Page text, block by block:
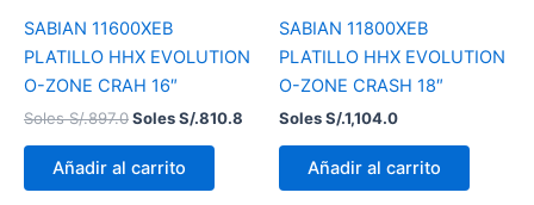
SABIAN 11600XEB
PLATILLO HHX EVOLUTION
O-ZONE CRAH 16″
Soles S/.897.0Soles S/.810.8
Añadir al carrito
SABIAN 11800XEB
PLATILLO HHX EVOLUTION
O-ZONE CRASH 18″
Soles S/.1,104.0
Añadir al carrito